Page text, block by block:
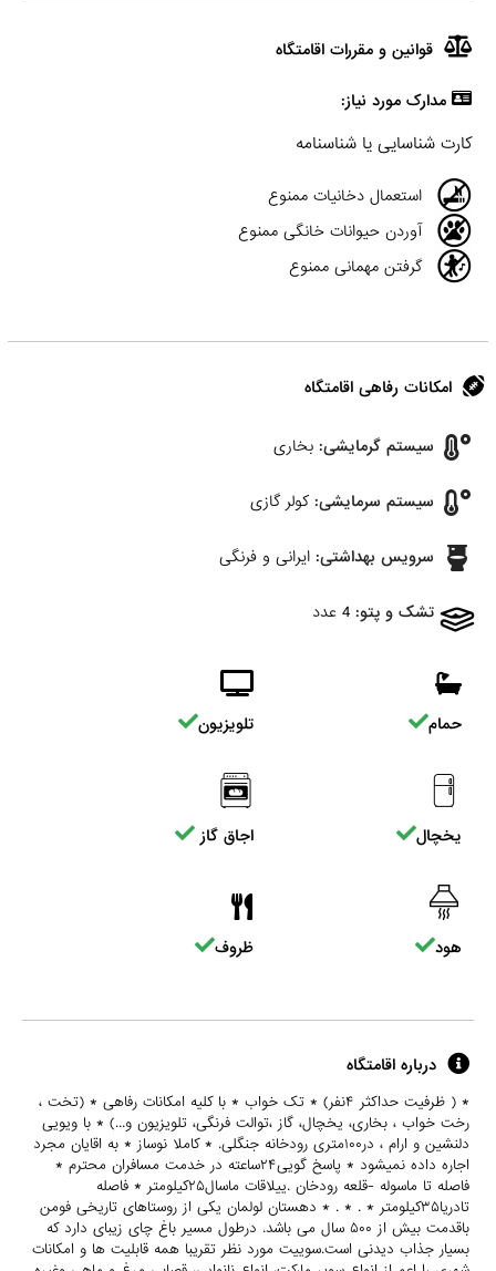
قوانین و مقررات اقامتگاه
مدارک مورد نیاز:
کارت شناسایی یا شناسنامه
استعمال دخانیات ممنوع
آوردن حیوانات خانگی ممنوع
گرفتن مهمانی ممنوع
امکانات رفاهی اقامتگاه
سیستم گرمایشی: بخاری
سیستم سرمایشی: کولر گازی
سرویس بهداشتی: ایرانی و فرنگی
تشک و پتو: 4 عدد
حمام تلویزیون
یخچال اجاق گاز
هود ظروف
درباره اقامتگاه
* ( ظرفیت حداکثر ۴نفر) * تک خواب * با کلیه امکانات رفاهی * (تخت ،
رخت خواب ، بخاری، یخچال، گاز ،توالت فرنگی، تلویزیون و...) * با ویویی
دلنشین و ارام ، در۱۰۰متری رودخانه جنگلی. * کاملا نوساز * به اقایان مجرد
اجاره داده نمیشود * پاسخ گویی۲۴ساعته در خدمت مسافران محترم *
فاصله تا ماسوله -قلعه رودخان .ییلاقات ماسال۲۵کیلومتر * فاصله
تادریا۳۵کیلومتر * . * . * دهستان لولمان یکی از روستاهای تاریخی فومن
باقدمت بیش از ۵۰۰ سال می باشد. درطول مسیر باغ چای زیبای دارد که
بسیار جذاب دیدنی است.سوییت مورد نظر تقریبا همه قابلیت ها و امکانات